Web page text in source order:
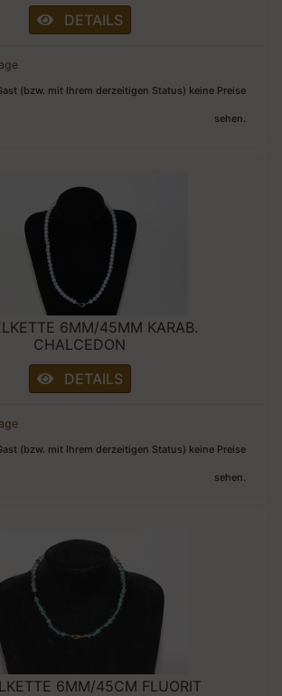
DETAILS
(bzw. mit Ihrem derzeitigen Status) keine Preise
sehen.
6MM/45MM KARAB.
CHALCEDON
DETAILS
(bzw. mit Ihrem derzeitigen Status) keine Preise
sehen.
6MM/45CM FLUORIT